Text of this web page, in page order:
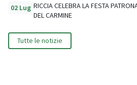
02 Lug RICCIA CELEBRA LA FESTA
DEL CARMINE
Tutte le notizie